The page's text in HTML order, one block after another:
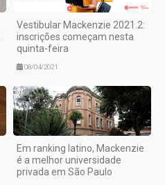
Vestibular Mackenzie 2021.2:
inscrições começam nesta
quinta-feira
08/04/2021
Em ranking latino, Mackenzie
é a melhor universidade
privada em São Paulo